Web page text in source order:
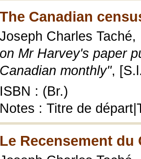
The Canadian
Joseph Charles Taché,
on Mr Harvey's paper
Canadian monthly",
ISBN : (Br.)
Notes : Titre de
Le Recensement du